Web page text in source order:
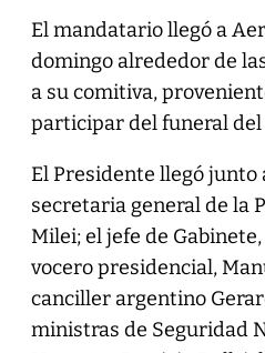
El mandatario llegó a
domingo alrededor de
a su comitiva,
participar del funeral del
El Presidente llegó junto
secretaria general de la
Milei; el jefe de
vocero presidencial,
canciller argentino
ministras de Seguridad